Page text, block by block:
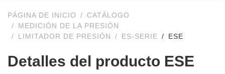
PÁGINA DE INICIO
CATÁLOGO
MEDICIÓN DE LA PRESIÓN
LIMITADOR DE PRESIÓN
ES-SERIE ESE
Detalles del producto ESE